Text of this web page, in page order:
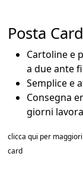
Posta Card
Cartoline e
a due ante
Semplice e
Consegna
giorni
clicca qui per
card